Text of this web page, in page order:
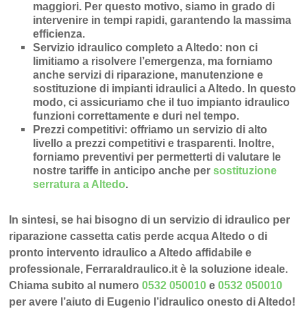
maggiori. Per questo motivo, siamo in grado di
intervenire intempi rapidi, garantendo la massima
efficienza.
Servizio idraulico completo a Altedo: non ci
limitiamo a risolvere l’emergenza, ma forniamo
ancheservizi di riparazione, manutenzione e
sostituzione di impianti idraulici a Altedo. In questo
modo, ci assicuriamo che il tuo impianto idraulico
funzioni correttamente e duri nel tempo.
Prezzi competitivi: offriamo unservizio di alto
livello a prezzi competitivi e trasparenti. Inoltre,
forniamo preventivi per permetterti di valutare le
nostre tariffe in anticipo anche persostituzione
serratura a Altedo.
In sintesi, se hai bisogno di un servizio di idraulico per
riparazione cassetta catis perde acqua Altedo o di
pronto intervento idraulico a Altedo affidabile e
professionale, FerraraIdraulico.it è la soluzione ideale.
Chiama subito al numero0532 050010 e0532 050010
per avere l’aiuto di Eugenio l’idraulico onesto di Altedo!